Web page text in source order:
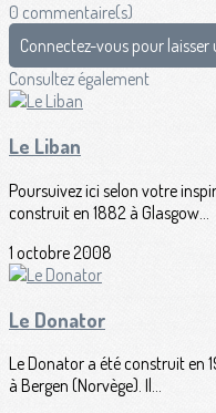
0 commentaire(s)
Connectez-vous pour
Consultez également
Le Liban
Poursuivez ici selon votre
construit en 1882 à Glasgow...
1 octobre 2008
Le Donator
Le Donator a été construit en
à Bergen (Norvège). Il...